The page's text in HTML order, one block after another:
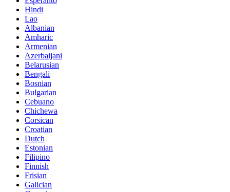
Hindi
Lao
Albanian
Amharic
Armenian
Azerbaijani
Belarusian
Bengali
Bosnian
Bulgarian
Cebuano
Chichewa
Corsican
Croatian
Dutch
Estonian
Filipino
Finnish
Frisian
Galician